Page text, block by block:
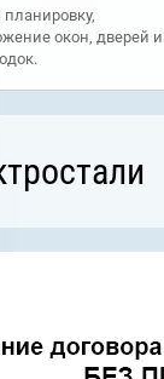
окон, дверей и